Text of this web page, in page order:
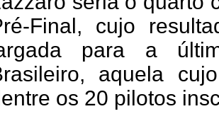
Final, cujo
para a
aquela
os 20 pilotos